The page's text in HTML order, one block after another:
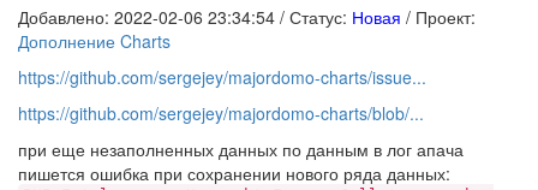
Добавлено: 2022-02-06 23:34:54 / Статус: Новая / Проект:
Дополнение Charts
https://github.com/sergejey/majordomo-charts/issue...
https://github.com/sergejey/majordomo-charts/blob/...
при еще незаполненных данных по данным в лог апача
пишется ошибка при сохранении нового ряда данных: